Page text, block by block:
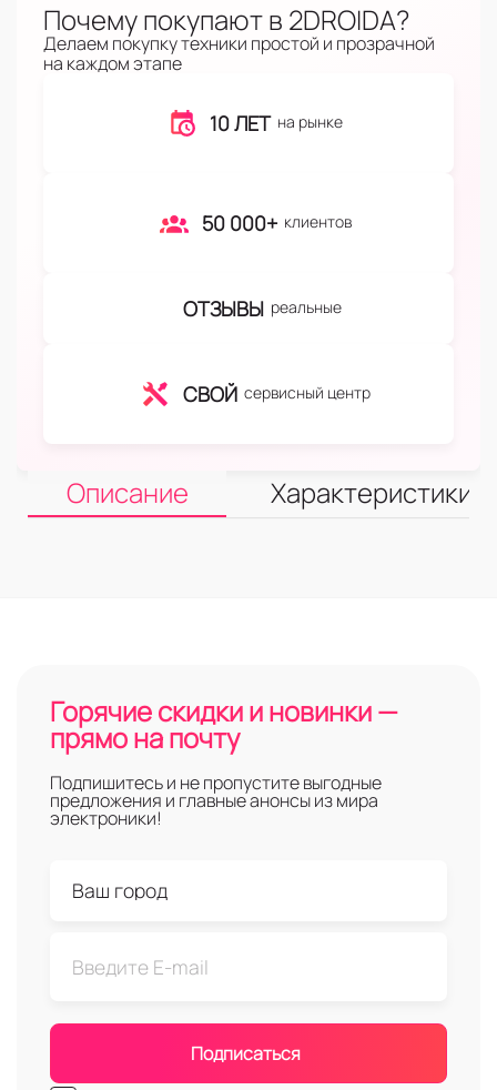
Почему покупают в 2DROIDA?
Делаем покупку техники простой и прозрачной
на каждом этапе
10 ЛЕТ на рынке
50 000+ клиентов
ОТЗЫВЫ реальные
СВОЙ сервисный центр
Описание Характеристики
Горячие скидки и новинки —
прямо на почту
Подпишитесь и не пропустите выгодные
предложения и главные анонсы из мира
электроники!
Подписаться